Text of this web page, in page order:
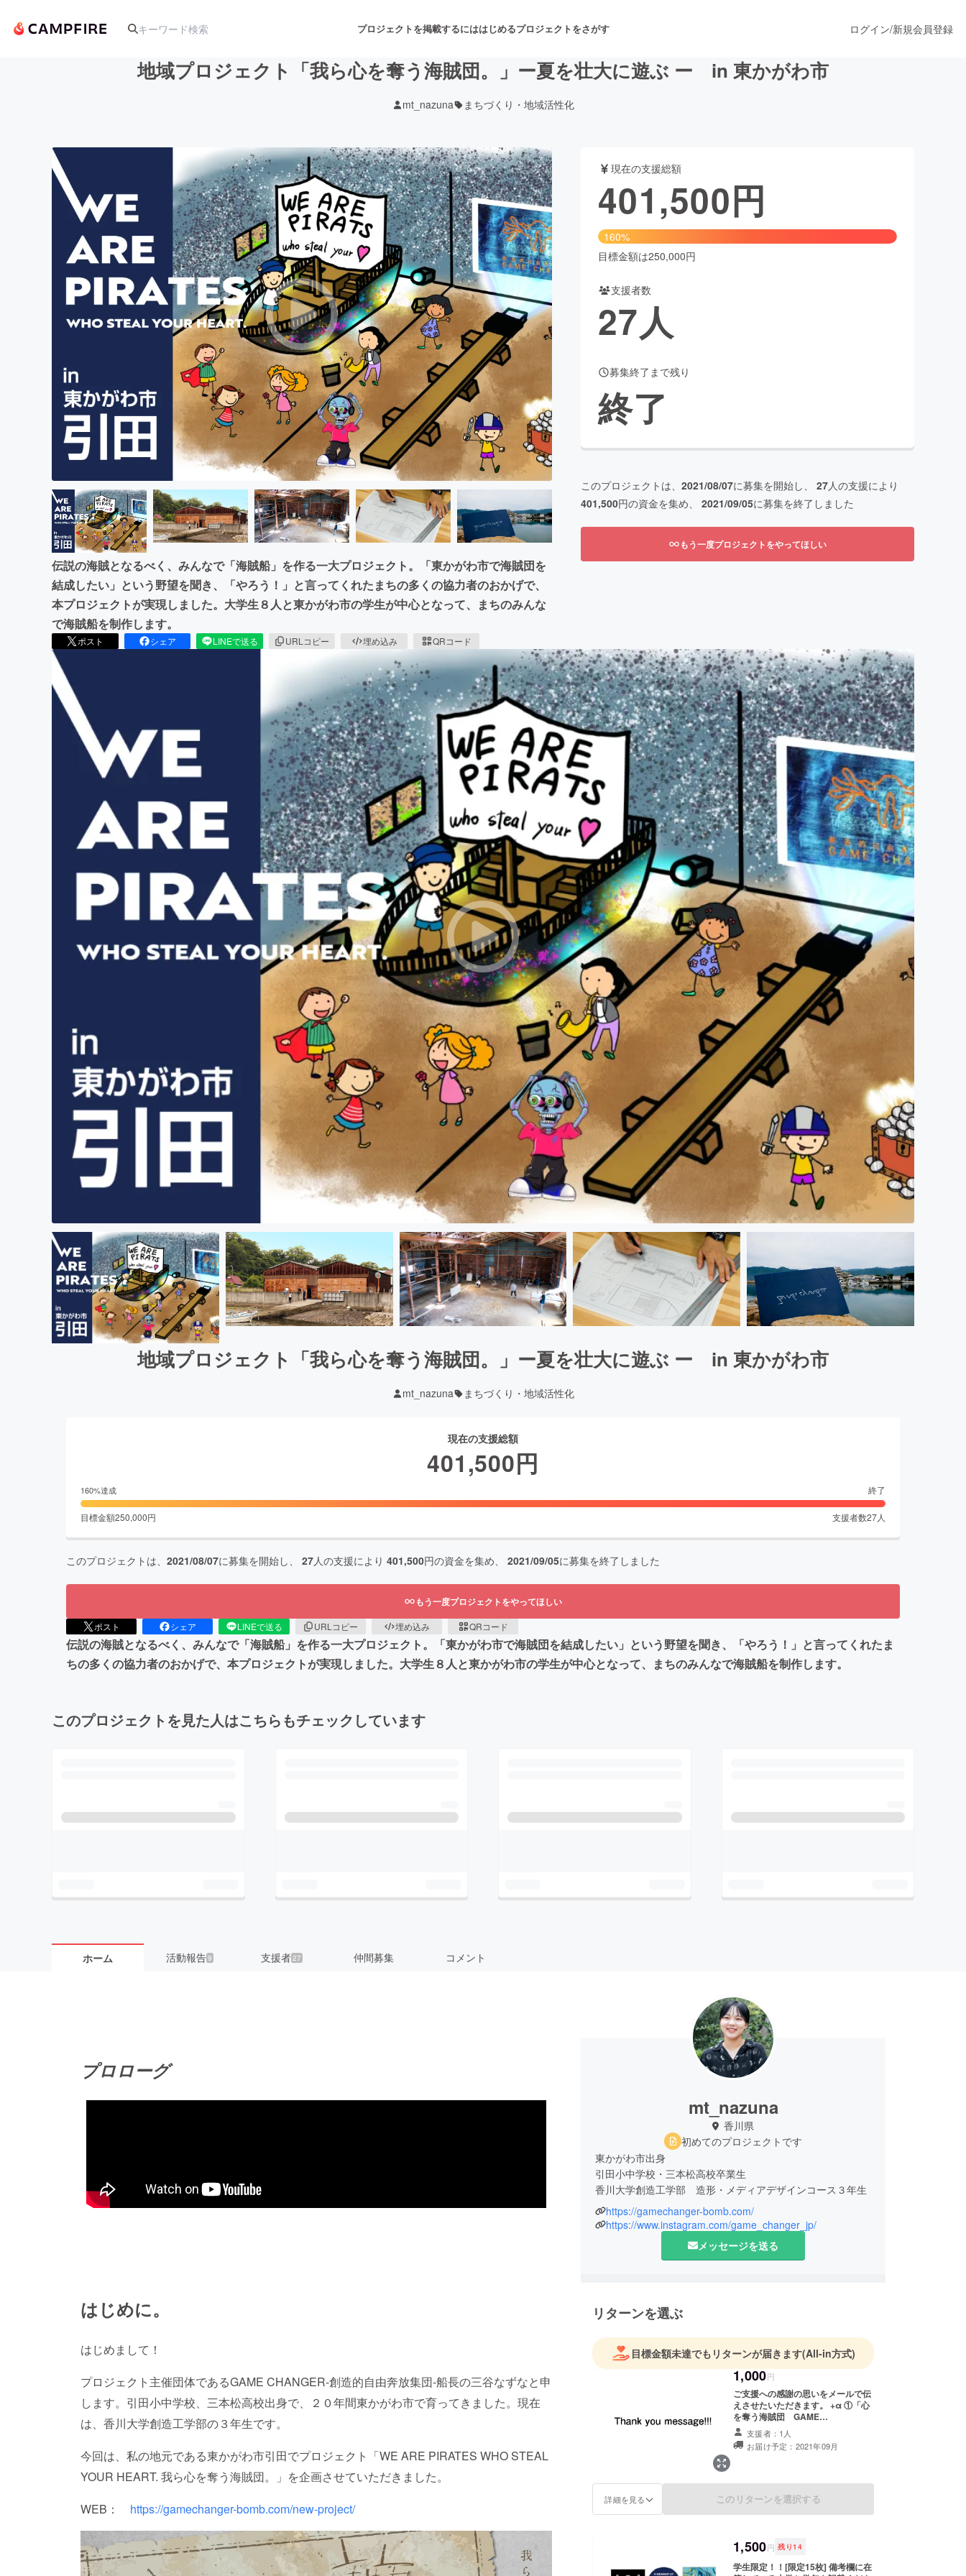
プロジェクトを掲載するにははじめるプロジェクトをさがす
アート・写真 音楽 舞台・パフォーマンス
テクノロジー・ガジェット ゲーム・サービス開発 フード・飲食店 ファッション
映像・映画 書籍・雑誌出版 アニメ・漫画
ビジネス・起業 チャレンジ ビューティー・ヘルスケア
まちづくり・地域活性化
CAMPFIRE for Social Good
CAMPFIREふるさと納税 machi-yaコミュニティ
ログイン/新規会員登録
地域プロジェクト「我ら心を奪う海賊団。」ー夏を壮大に遊ぶ ー in 東かがわ市
mt_nazuna まちづくり・地域活性化
伝説の海賊となるべく、みんなで「海賊船」を作る一大プロジェクト。「東かがわ市で海賊団を
結成したい」という野望を聞き、「やろう！」と言ってくれたまちの多くの協力者のおかげで、
本プロジェクトが実現しました。大学生８人と東かがわ市の学生が中心となって、まちのみんな
で海賊船を制作します。
ポスト シェア LINEで送る URLコピー 埋め込み QRコード
現在の支援総額
401,500円
160%
目標金額は250,000円
支援者数
27人
募集終了まで残り
終了
このプロジェクトは、 2021/08/07に募集を開始し、 27人の支援により
401,500円の資金を集め、 2021/09/05に募集を終了しました
もう一度プロジェクトをやってほしい
地域プロジェクト「我ら心を奪う海賊団。」ー夏を壮大に遊ぶ ー in 東かがわ市
mt_nazuna まちづくり・地域活性化
現在の支援総額
401,500円
160%達成 終了
目標金額250,000円 支援者数27人
このプロジェクトは、 2021/08/07に募集を開始し、 27人の支援により 401,500円の資金を集め、 2021/09/05に募集を終了しました
もう一度プロジェクトをやってほしい
ポスト シェア LINEで送る URLコピー 埋め込み QRコード
伝説の海賊となるべく、みんなで「海賊船」を作る一大プロジェクト。「東かがわ市で海賊団を結成したい」という野望を聞き、「やろう！」と言ってくれたま
ちの多くの協力者のおかげで、本プロジェクトが実現しました。大学生８人と東かがわ市の学生が中心となって、まちのみんなで海賊船を制作します。
このプロジェクトを見た人はこちらもチェックしています
ホーム 活動報告9 支援者 27 仲間募集 コメント
プロローグ
はじめに。
はじめまして！
プロジェクト主催団体であるGAME CHANGER-創造的自由奔放集団-船長の三谷なずなと申
します。引田小中学校、三本松高校出身で、２０年間東かがわ市で育ってきました。現在
は、香川大学創造工学部の３年生です。
今回は、私の地元である東かがわ市引田でプロジェクト「WE ARE PIRATES WHO STEAL
YOUR HEART. 我ら心を奪う海賊団。」を企画させていただきました。
WEB： https://gamechanger-bomb.com/new-project/
mt_nazuna
香川県
初めてのプロジェクトです
東かがわ市出身
引田小中学校・三本松高校卒業生
香川大学創造工学部 造形・メディアデザインコース３年生
GAME CHANGER-創造的自由奔放集団- 代表
https://gamechanger-bomb.com/
https://www.instagram.com/game_changer_jp/
メッセージを送る
リターンを選ぶ
目標金額未達でもリターンが届きます(All-in方式)
1,000円
ご支援への感謝の思いをメールで伝
えさせたいただきます。 +α ①「心
を奪う海賊団 GAME
CHANGER」の仲間としての称号を
電子メールでお送りいたします。
② アーカイブ映像のクレジットに
だける場合、「備考欄」に記載する
名前をご記入ください。実名でなく
支援者：1人
お届け予定：2021年09月
詳細を見る このリターンを選択する
1,500円 残り14
学生限定！！[限定15枚] 備考欄に在